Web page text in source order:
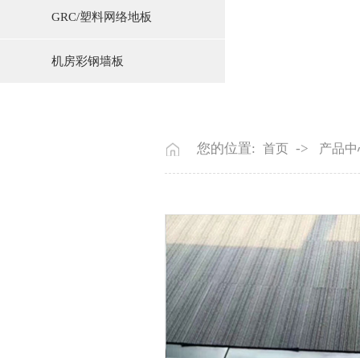
GRC/塑料网络地板
机房彩钢墙板
您的位置: 首页 -> 产品